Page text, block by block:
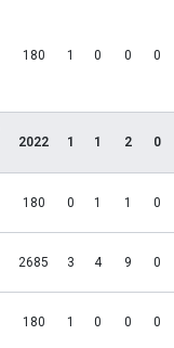
180 1 0 0 0
2022 1 1 2 0
180 0 1 1 0
2685 3 4 9 0
180 1 0 0 0